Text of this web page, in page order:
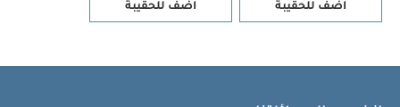
اضف للحقيبة اضف للحقيبة